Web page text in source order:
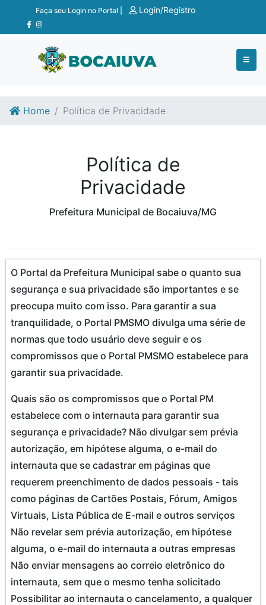
Ir para o conteúdo
Ir para o fim do conteúdo
Faça seu Login no Portal | Login/Registro
Home Política de Privacidade
Política de
Privacidade
Prefeitura Municipal de Bocaiuva/MG
O Portal da Prefeitura Municipal sabe o quanto sua
segurança e sua privacidade são importantes e se
preocupa muito com isso. Para garantir a sua
tranquilidade, o Portal PMSMO divulga uma série de
normas que todo usuário deve seguir e os
compromissos que o Portal PMSMO estabelece para
garantir sua privacidade.
Quais são os compromissos que o Portal PM
estabelece com o internauta para garantir sua
segurança e privacidade? Não divulgar sem prévia
autorização, em hipótese alguma, o e-mail do
internauta que se cadastrar em páginas que
requerem preenchimento de dados pessoais - tais
como páginas de Cartões Postais, Fórum, Amigos
Virtuais, Lista Pública de E-mail e outros serviços
Não revelar sem prévia autorização, em hipótese
alguma, o e-mail do internauta a outras empresas
Não enviar mensagens ao correio eletrônico do
internauta, sem que o mesmo tenha solicitado
Possibilitar ao internauta o cancelamento, a qualquer